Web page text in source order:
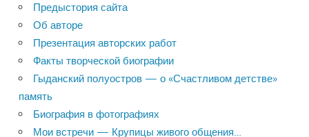
Предыстория сайта
Об авторе
Презентация авторских работ
Факты творческой биографии
Гыданский полуостров — о «Счастливом детстве»
память
Биография в фотографиях
Мои встречи — Крупицы живого общения…